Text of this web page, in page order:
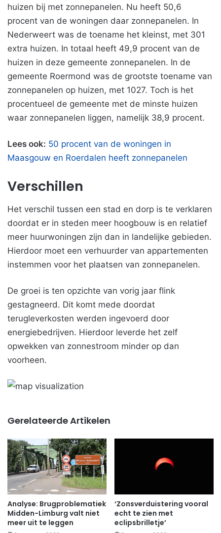
huizen bij met zonnepanelen. Nu heeft 50,6
procent van de woningen daar zonnepanelen. In
Nederweert was de toename het kleinst, met 301
extra huizen. In totaal heeft 49,9 procent van de
huizen in deze gemeente zonnepanelen. In de
gemeente Roermond was de grootste toename van
zonnepanelen op huizen, met 1027. Toch is het
procentueel de gemeente met de minste huizen
waar zonnepanelen liggen, namelijk 38,9 procent.
Lees ook: 50 procent van de woningen in
Maasgouw en Roerdalen heeft zonnepanelen
Verschillen
Het verschil tussen een stad en dorp is te verklaren
doordat er in steden meer hoogbouw is en relatief
meer huurwoningen zijn dan in landelijke gebieden.
Hierdoor moet een verhuurder van appartementen
instemmen voor het plaatsen van zonnepanelen.
De groei is ten opzichte van vorig jaar flink
gestagneerd. Dit komt mede doordat
terugleverkosten werden ingevoerd door
energiebedrijven. Hierdoor leverde het zelf
opwekken van zonnestroom minder op dan
voorheen.
Gerelateerde Artikelen
Analyse: Brugproblematiek
Midden-Limburg valt niet
meer uit te leggen
‘Zonsverduistering vooral
echt te zien met
eclipsbrilletje’